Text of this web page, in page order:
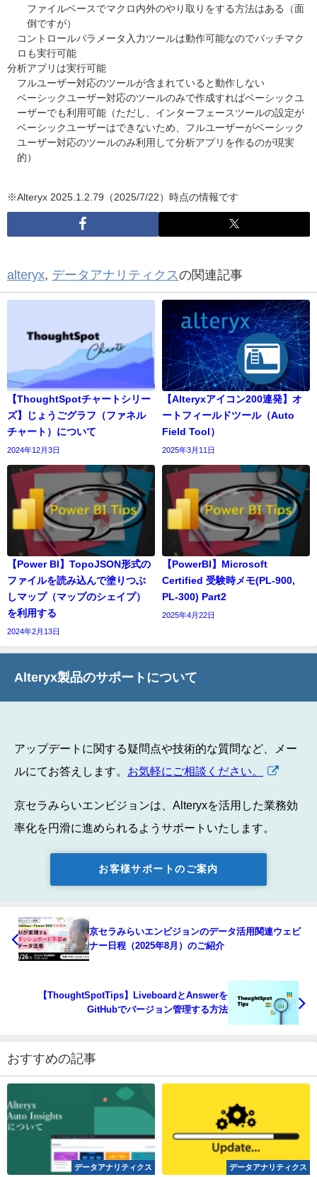
ファイルベースでマクロ内外のやり取りをする方法はある（面
倒ですが）
コントロールパラメータ入力ツールは動作可能なのでバッチマク
ロも実行可能
分析アプリは実行可能
フルユーザー対応のツールが含まれていると動作しない
ベーシックユーザー対応のツールのみで作成すればベーシックユ
ーザーでも利用可能（ただし、インターフェースツールの設定が
ベーシックユーザーはできないため、フルユーザーがベーシック
ユーザー対応のツールのみ利用して分析アプリを作るのが現実
的）
※Alteryx 2025.1.2.79（2025/7/22）時点の情報です
alteryx データアナリティクス の関連記事
【ThoughtSpotチャートシリー
ズ】じょうごグラフ（ファネル
チャート）について
2024年12月3日
【Alteryxアイコン200連発】オ
ートフィールドツール（Auto
Field Tool）
2025年3月11日
【Power BI】TopoJSON形式の
ファイルを読み込んで塗りつぶ
しマップ（マップのシェイプ）
を利用する
2024年2月13日
【PowerBI】Microsoft
Certified 受験時メモ(PL-900,
PL-300) Part2
2025年4月22日
Alteryx製品のサポートについて
アップデートに関する疑問点や技術的な質問など、メー
ルにてお答えします。
お気軽にご相談ください。
京セラみらいエンビジョンは、Alteryxを活用した業務効
率化を円滑に進められるようサポートいたします。
お客様サポートのご案内
京セラみらいエンビジョンのデータ活用関連ウェビ
ナー日程（2025年8月）のご紹介
【ThoughtSpotTips】LiveboardとAnswerを
GitHubでバージョン管理する方法
おすすめの記事
データアナリティクス データアナリティクス